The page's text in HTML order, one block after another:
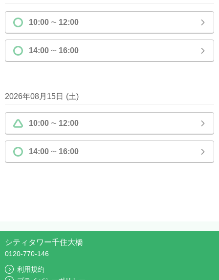
10:00 〜 12:00
14:00 〜 16:00
2026年08月15日 (土)
10:00 〜 12:00
14:00 〜 16:00
シティタワー千住大橋
0120-770-146
利用規約